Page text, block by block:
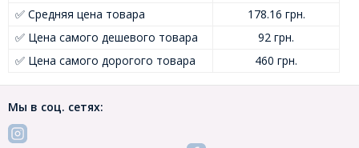
✅ Средняя цена товара
178.16 грн.
✅ Цена самого дешевого товара
92 грн.
✅ Цена самого дорогого товара
460 грн.
Мы в соц. сетях: